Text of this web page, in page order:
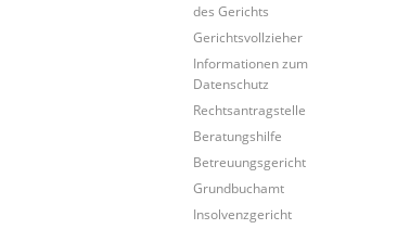
des Gerichts
Gerichtsvollzieher
Informationen zum
Datenschutz
Rechtsantragstelle
Beratungshilfe
Betreuungsgericht
Grundbuchamt
Insolvenzgericht